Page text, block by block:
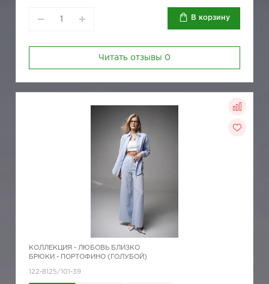
В корзину
Читать отзывы 0
КОЛЛЕКЦИЯ - ЛЮБОВЬ БЛИЗКО
БРЮКИ - ПОРТОФИНО (ГОЛУБОЙ)
122-8125/101-39